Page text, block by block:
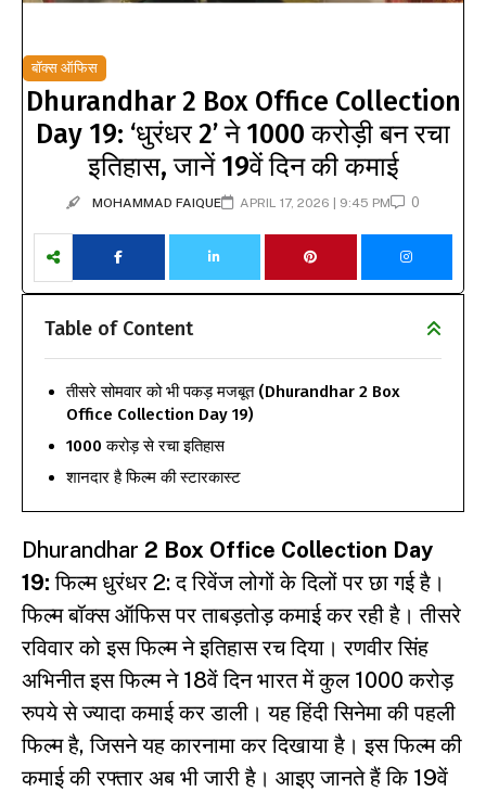
बॉक्स ऑफिस
Dhurandhar 2 Box Office Collection
Day 19: ‘धुरंधर 2’ ने 1000 करोड़ी बन रचा
इतिहास, जानें 19वें दिन की कमाई
MOHAMMAD FAIQUE APRIL 17, 2026 | 9:45 PM 0
Table of Content
तीसरे सोमवार को भी पकड़ मजबूत (Dhurandhar 2 Box
Office Collection Day 19)
1000 करोड़ से रचा इतिहास
शानदार है फिल्म की स्टारकास्ट
Dhurandhar 2 Box Office Collection Day
19: फिल्मधुरंधर 2:द रिवेंज लोगों के दिलों पर छा गई है।
फिल्म बॉक्स ऑफिस पर ताबड़तोड़ कमाई कर रही है। तीसरे
रविवार को इस फिल्म ने इतिहास रच दिया। रणवीर सिंह
अभिनीत इस फिल्म ने 18वें दिन भारत में कुल 1000 करोड़
रुपये से ज्यादा कमाई कर डाली। यह हिंदी सिनेमा की पहली
फिल्म है, जिसने यह कारनामा कर दिखाया है। इस फिल्म की
कमाई की रफ्तार अब भी जारी है। आइए जानते हैं कि 19वें